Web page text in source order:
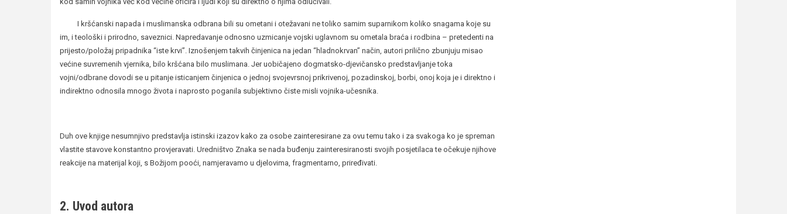
I kršćanski napada i muslimanska odbrana bili su ometani i otežavani ne toliko samim suparnikom koliko snagama koje su
im, i teološki i prirodno, saveznici. Napredavanje odnosno uzmicanje vojski uglavnom su ometala braća i rodbina – pretedenti na
prijesto/položaj pripadnika “iste krvi”. Iznošenjem takvih činjenica na jedan “hladnokrvan” način, autori prilično zbunjuju misao
većine suvremenih vjernika, bilo kršćana bilo muslimana. Jer uobičajeno dogmatsko-djevičansko predstavljanje toka
vojni/odbrane dovodi se u pitanje isticanjem činjenica o jednoj svojevrsnoj prikrivenoj, pozadinskoj, borbi, onoj koja je i direktno i
indirektno odnosila mnogo života i naprosto poganila subjektivno čiste misli vojnika-učesnika.
Duh ove knjige nesumnjivo predstavlja istinski izazov kako za osobe zainteresirane za ovu temu tako i za svakoga ko je spreman
vlastite stavove konstantno provjeravati. Uredništvo Znaka se nada buđenju zainteresiranosti svojih posjetilaca te očekuje njihove
reakcije na materijal koji, s Božijom pooći, namjeravamo u djelovima, fragmentarno, priređivati.
2. Uvod autora